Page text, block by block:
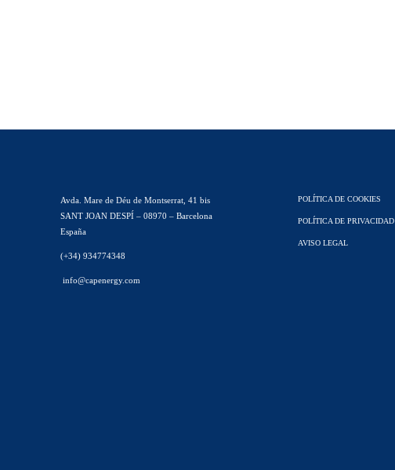
Avda. Mare de Déu de Montserrat, 41 bis
SANT JOAN DESPÍ – 08970 – Barcelona
España
(+34) 934774348
info@capenergy.com
POLÍTICA DE COOKIES
POLÍTICA DE PRIVACIDAD
AVISO LEGAL